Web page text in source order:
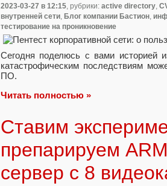
2023-03-27 в 12:15, рубрики: active directory,
внутренней сети, Блог компании Бастион,
тестирование на проникновение
Сегодня поделюсь с вами историей
катастрофическим последствиям
ПО.
Читать полностью »
Ставим
препарируем
сервер с 8